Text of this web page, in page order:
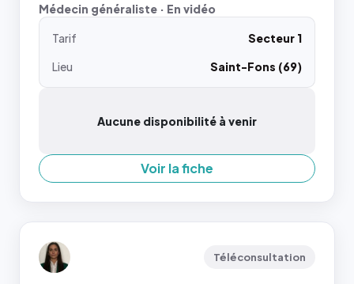
Médecin généraliste · En vidéo
Tarif
Secteur 1
Lieu
Saint-Fons (69)
Aucune disponibilité à venir
Voir la fiche
Téléconsultation